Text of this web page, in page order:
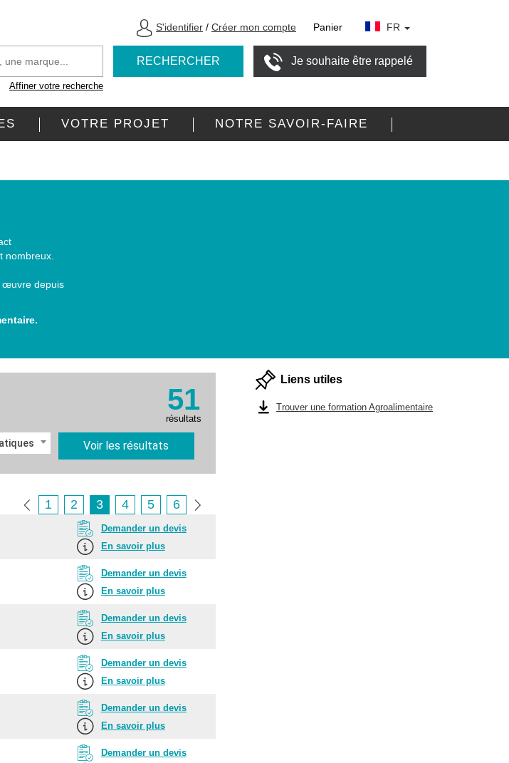
S'identifier / Créer mon compte Panier FR
Affiner votre recherche
RECHERCHER Je souhaite être rappelé
VOTRE PROJET NOTRE SAVOIR-FAIRE
nombreux.
œuvre depuis
Liens utiles
Trouver une formation Agroalimentaire
51
résultats
Voir les résultats
1 2 3 4 5 6
Demander un devis
En savoir plus
Demander un devis
En savoir plus
Demander un devis
En savoir plus
Demander un devis
En savoir plus
Demander un devis
En savoir plus
Demander un devis